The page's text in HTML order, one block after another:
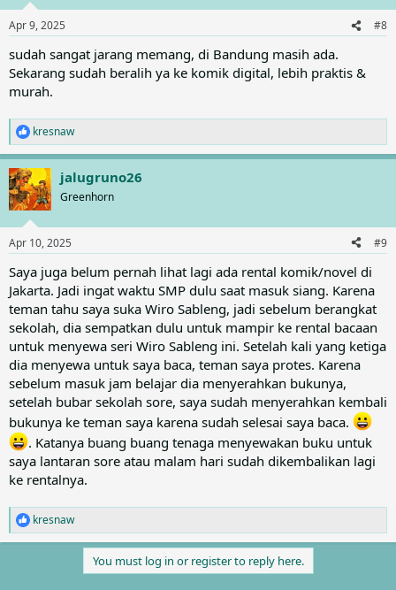
s
Apr 9, 2025 #8
sudah sangat jarang memang, di Bandung masih ada.
Sekarang sudah beralih ya ke komik digital, lebih praktis &
murah.
R
e
a
c
t
i
s
:
kresnaw
jalugruno26
Greenhorn
Apr 10, 2025 #9
Saya juga belum pernah lihat lagi ada rental komik/novel di
Jakarta. Jadi ingat waktu SMP dulu saat masuk siang. Karena
teman tahu saya suka Wiro Sableng, jadi sebelum berangkat
sekolah, dia sempatkan dulu untuk mampir ke rental bacaan
untuk menyewa seri Wiro Sableng ini. Setelah kali yang ketiga
dia menyewa untuk saya baca, teman saya protes. Karena
sebelum masuk jam belajar dia menyerahkan bukunya,
setelah bubar sekolah sore, saya sudah menyerahkan kembali
bukunya ke teman saya karena sudah selesai saya baca.
. Katanya buang buang tenaga menyewakan buku untuk
saya lantaran sore atau malam hari sudah dikembalikan lagi
ke rentalnya.
R
e
kresnaw
You must log in or register to reply here.